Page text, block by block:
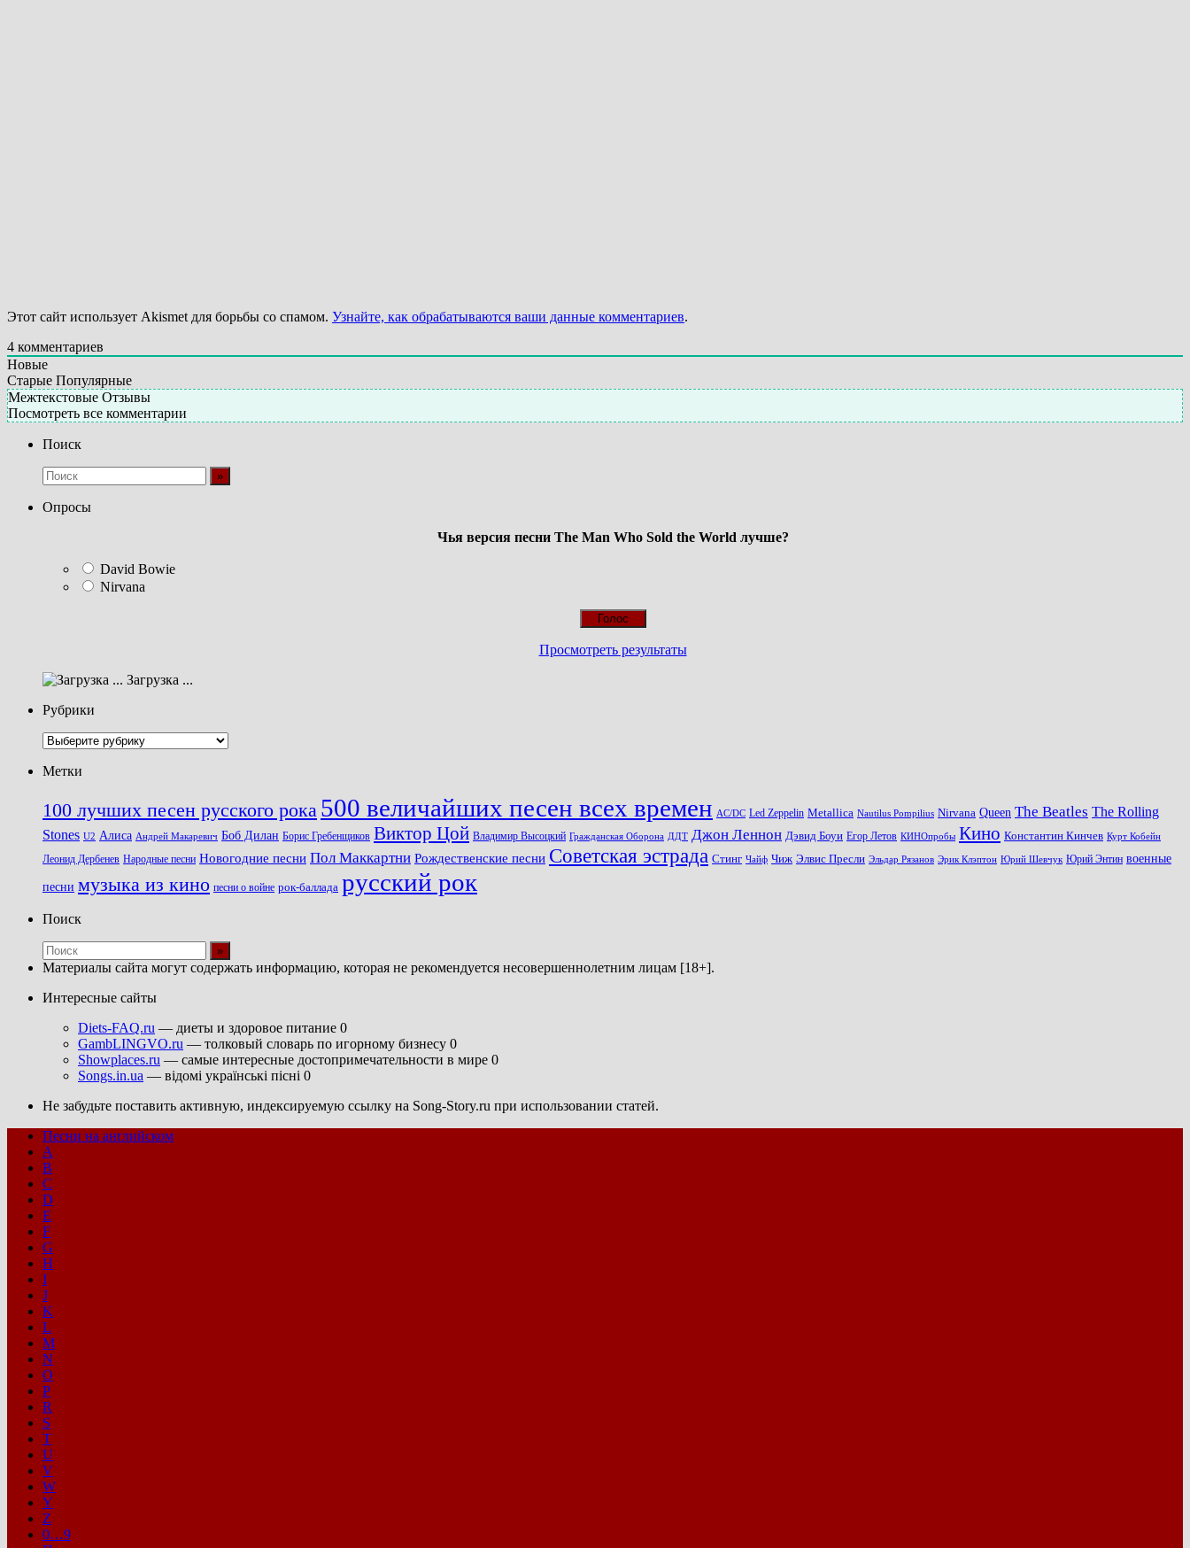
Этот сайт использует Akismet для борьбы со спамом. Узнайте, как обрабатываются ваши данные комментариев.
4 комментариев
Новые
Старые Популярные
Межтекстовые Отзывы
Посмотреть все комментарии
Поиск
Опросы
Чья версия песни The Man Who Sold the World лучше?
David Bowie
Nirvana
Просмотреть результаты
Загрузка ...
Рубрики
Рубрики
Метки
100 лучших песен русского рока 500 величайших песен всех времен AC/DC Led Zeppelin Metallica Nautilus Pompilius Nirvana Queen The Beatles The Rolling
Stones U2 Алиса Андрей Макаревич Боб Дилан Борис Гребенщиков Виктор Цой Владимир Высоцкий Гражданская Оборона ДДТ Джон Леннон Дэвид Боуи Егор Летов КИНОпробы Кино Константин Кинчев Курт Кобейн
Леонид Дербенев Народные песни Новогодние песни Пол Маккартни Рождественские песни Советская эстрада Стинг Чайф Чиж Элвис Пресли Эльдар Рязанов Эрик Клэптон Юрий Шевчук Юрий Энтин военные
песни музыка из кино песни о войне рок-баллада русский рок
Поиск
Материалы сайта могут содержать информацию, которая не рекомендуется несовершеннолетним лицам [18+].
Интересные сайты
Diets-FAQ.ru — диеты и здоровое питание 0
GambLINGVO.ru — толковый словарь по игорному бизнесу 0
Showplaces.ru — самые интересные достопримечательности в мире 0
Songs.in.ua — відомі українські пісні 0
Не забудьте поставить активную, индексируемую ссылку на Song-Story.ru при использовании статей.
Песни на английском
A
B
C
D
E
F
G
H
I
J
K
L
M
N
O
P
R
S
T
U
V
W
Y
Z
0…9